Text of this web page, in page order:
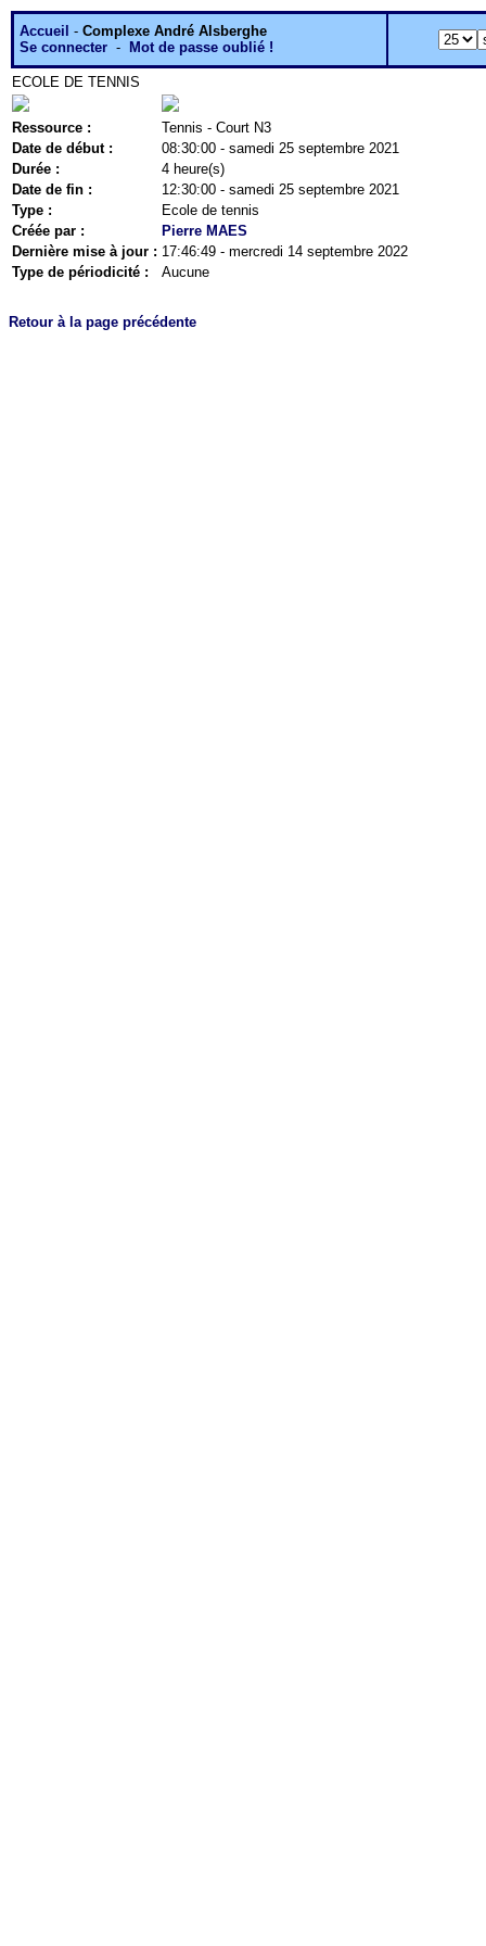
Accueil - Complexe André Alsberghe
Se connecter - Mot de passe oublié !
ECOLE DE TENNIS
Ressource :
Tennis - Court N3
Date de début :
08:30:00 - samedi 25 septembre 2021
Durée :
4 heure(s)
Date de fin :
12:30:00 - samedi 25 septembre 2021
Type :
Ecole de tennis
Créée par :
Pierre MAES
Dernière mise à jour : 17:46:49 - mercredi 14 septembre 2022
Type de périodicité :
Aucune
Retour à la page précédente